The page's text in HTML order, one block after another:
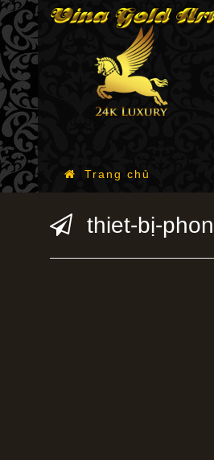
Trang chủ
thiet-bị-